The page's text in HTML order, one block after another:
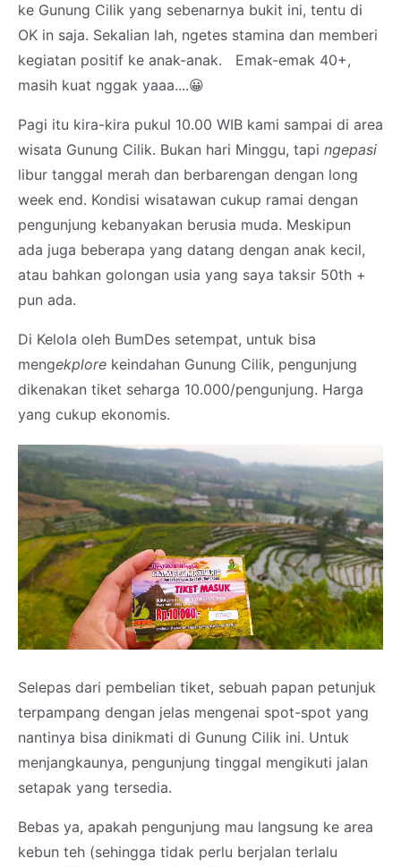
ke Gunung Cilik yang sebenarnya bukit ini, tentu di
OK in saja. Sekalian lah, ngetes stamina dan memberi
kegiatan positif ke anak-anak. Emak-emak 40+,
masih kuat nggak yaaa....😀
Pagi itu kira-kira pukul 10.00 WIB kami sampai di area
wisata Gunung Cilik. Bukan hari Minggu, tapi ngepasi
libur tanggal merah dan berbarengan dengan long
week end. Kondisi wisatawan cukup ramai dengan
pengunjung kebanyakan berusia muda. Meskipun
ada juga beberapa yang datang dengan anak kecil,
atau bahkan golongan usia yang saya taksir 50th +
pun ada.
Di Kelola oleh BumDes setempat, untuk bisa
mengekplore keindahan Gunung Cilik, pengunjung
dikenakan tiket seharga 10.000/pengunjung. Harga
yang cukup ekonomis.
Selepas dari pembelian tiket, sebuah papan petunjuk
terpampang dengan jelas mengenai spot-spot yang
nantinya bisa dinikmati di Gunung Cilik ini. Untuk
menjangkaunya, pengunjung tinggal mengikuti jalan
setapak yang tersedia.
Bebas ya, apakah pengunjung mau langsung ke area
kebun teh (sehingga tidak perlu berjalan terlalu